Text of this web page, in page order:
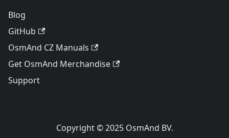
Blog
GitHub
OsmAnd CZ Manuals
Get OsmAnd Merchandise
Support
Copyright © 2025 OsmAnd BV.